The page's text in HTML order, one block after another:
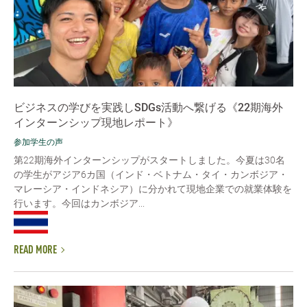
ビジネスの学びを実践しSDGs活動へ繋げる《22期海外
インターンシップ現地レポート》
参加学生の声
第22期海外インターンシップがスタートしました。今夏は30名
の学生がアジア6カ国（インド・ベトナム・タイ・カンボジア・
マレーシア・インドネシア）に分かれて現地企業での就業体験を
行います。今回はカンボジア...
READ MORE